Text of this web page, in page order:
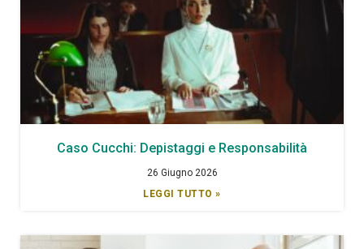
Caso Cucchi: Depistaggi e Responsabilità
26 Giugno 2026
LEGGI TUTTO »